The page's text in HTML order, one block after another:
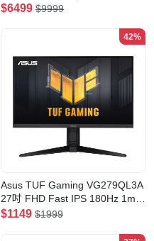
0.03ms 電競顯示器
$6499 $9999
42%
Asus TUF Gaming VG279QL3A
27吋 FHD Fast IPS 180Hz 1ms
電競顯示器
$1149 $1999